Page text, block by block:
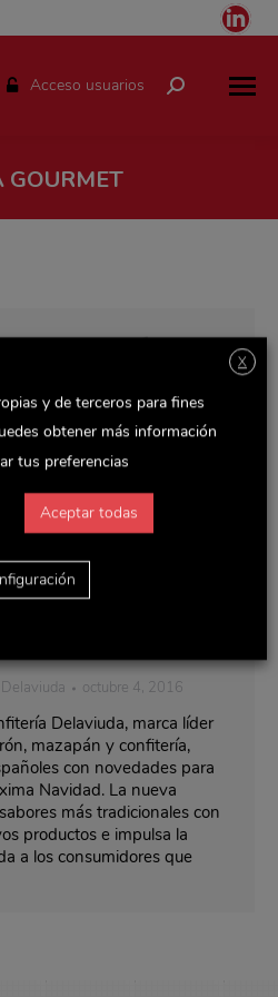
Acceso usuarios Buscar:
GOURMET
Delaviuda octubre 4, 2016
Delaviuda, marca líder
mazapán y confitería,
con novedades para
Navidad. La nueva
más tradicionales con
productos e impulsa la
a los consumidores que
X
y de terceros para fines
obtener más información
tus preferencias
Aceptar todas